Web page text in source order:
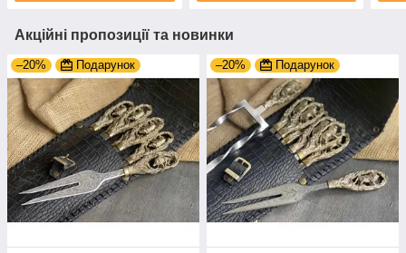
Акційні пропозиції та новинки
–20% Подарунок –20% Подарунок